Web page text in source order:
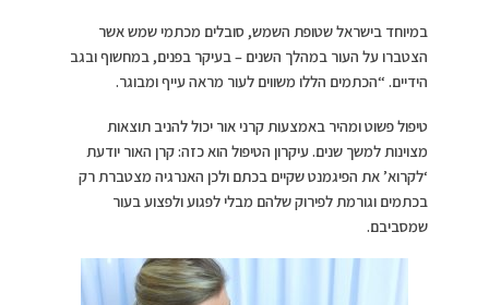
במיוחד בישראל שטופת השמש, סובלים מכתמי שמש אשר
הצטברו על העור במהלך השנים – בעיקר בפנים, במחשוף ובגב
הידיים. “הכתמים הללו משווים לעור מראה עייף ומבוגר.
טיפול פשוט ומהיר באמצעות קרני אור יכול להניב תוצאות
מצוינות למשך שנים. עיקרון הטיפול הוא כזה: קרן האור יודעת
‘לקרוא’ את הפיגמנט שקיים בכתם ולכן האנרגיה מצטברת רק
בכתמים וגורמת לפירוק שלהם מבלי לפגוע ולפצוע בעור
שמסביבם.